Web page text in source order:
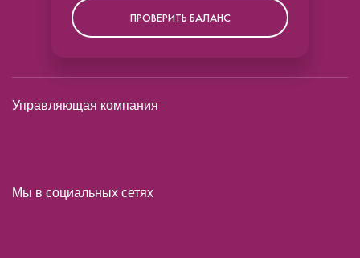
ПРОВЕРИТЬ БАЛАНС
Управляющая компания
Мы в социальных сетях